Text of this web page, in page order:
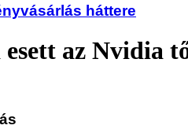
háttere
az Nvidia